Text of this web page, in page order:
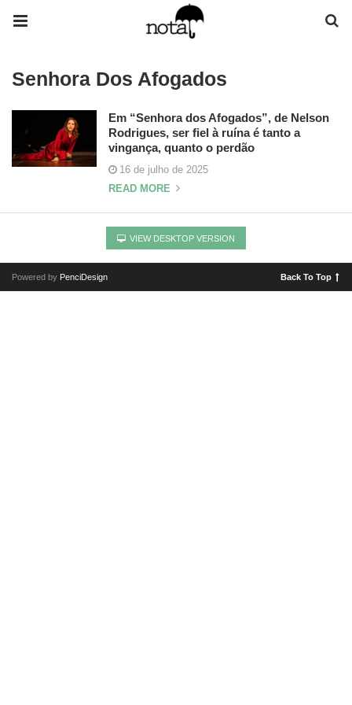
Senhora Dos Afogados
Em “Senhora dos Afogados”, de Nelson
Rodrigues, ser fiel à ruína é tanto a
vingança, quanto o perdão
16 de julho de 2025
READ MORE
VIEW DESKTOP VERSION
Powered by PenciDesign Back To Top